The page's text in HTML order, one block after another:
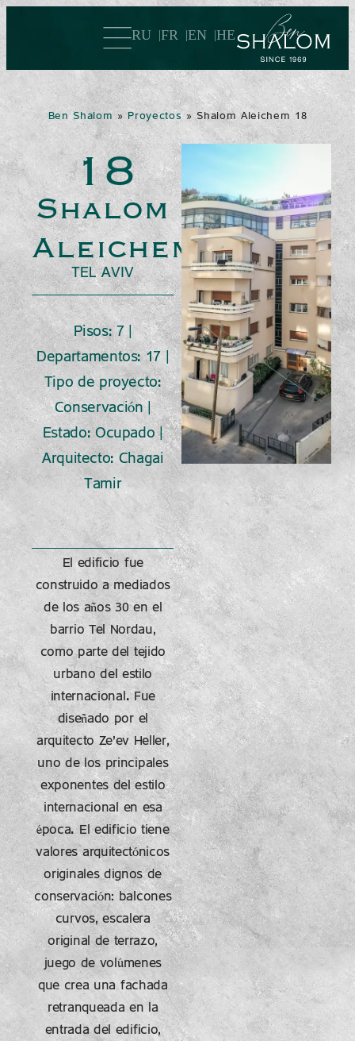
RU FR EN HE
Ben Shalom »Proyectos»Shalom Aleichem 18
18
Shalom
Aleichem
TEL AVIV
Pisos: 7 |
Departamentos: 17 |
Tipo de proyecto:
Conservación |
Estado: Ocupado |
Arquitecto: Chagai
Tamir
El edificio fue
construido a mediados
de los años 30 en el
barrio Tel Nordau,
como parte del tejido
urbano del estilo
internacional. Fue
diseñado por el
arquitecto Ze’ev Heller,
uno de los principales
exponentes del estilo
internacional en esa
época. El edificio tiene
valores arquitectónicos
originales dignos de
conservación: balcones
curvos, escalera
original de terrazo,
juego de volúmenes
que crea una fachada
retranqueada en la
entrada del edificio,